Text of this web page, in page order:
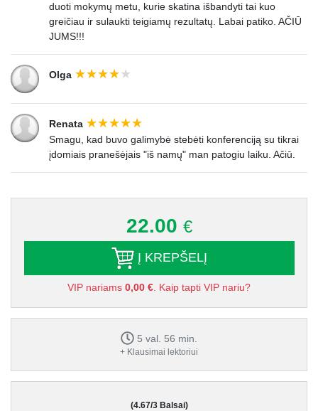
duoti mokymų metu, kurie skatina išbandyti tai kuo
greičiau ir sulaukti teigiamų rezultatų. Labai patiko. AČIŪ
JUMS!!!
Olga
Renata
Smagu, kad buvo galimybė stebėti konferenciją su tikrai
įdomiais pranešėjais "iš namų" man patogiu laiku. Ačiū.
22.00 €
Į KREPŠELĮ
VIP nariams 0,00 € . Kaip tapti VIP nariu?
5 val. 56 min.
+ Klausimai lektoriui
(4.67/3 Balsai)